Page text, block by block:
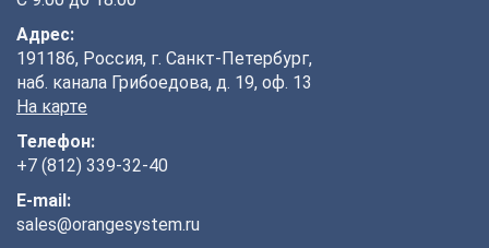
Адрес:
191186, Россия, г. Санкт-Петербург,
наб. канала Грибоедова, д. 19, оф. 13
На карте
Телефон:
+7 (812) 339-32-40
E-mail:
sales@orangesystem.ru